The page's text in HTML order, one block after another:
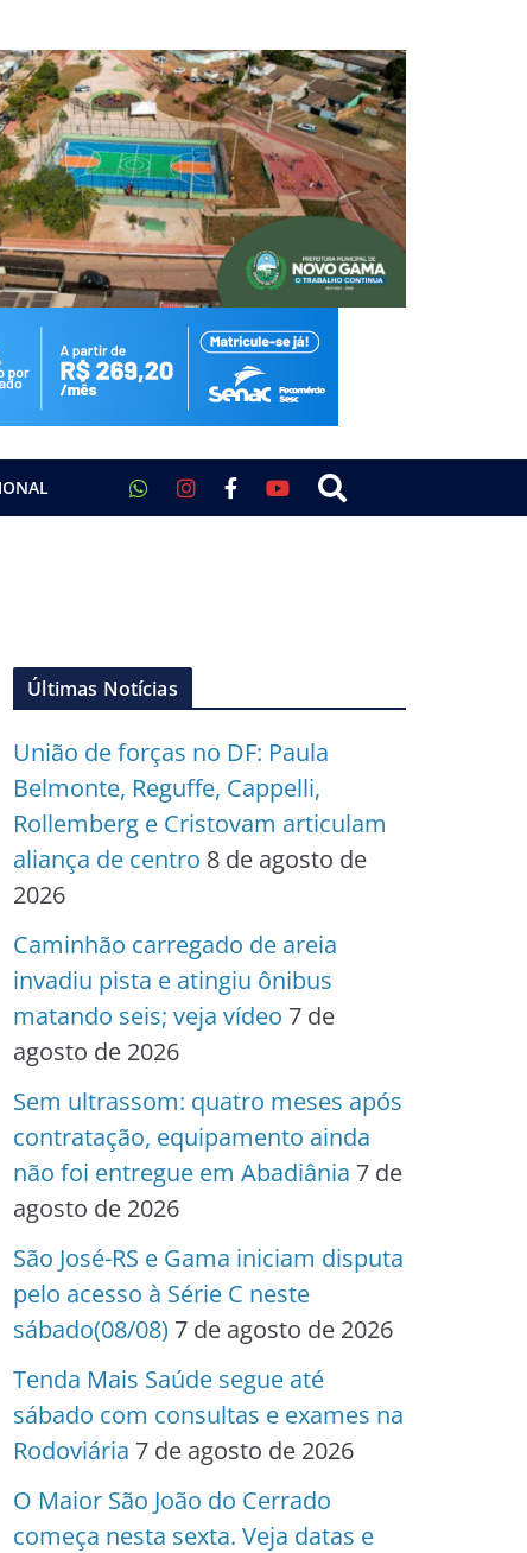
Últimas Notícias
União de forças no DF: Paula
Belmonte, Reguffe, Cappelli,
Rollemberg e Cristovam articulam
aliança de centro 8 de agosto de
2026
Caminhão carregado de areia
invadiu pista e atingiu ônibus
matando seis; veja vídeo 7 de
agosto de 2026
Sem ultrassom: quatro meses após
contratação, equipamento ainda
não foi entregue em Abadiânia 7 de
agosto de 2026
São José-RS e Gama iniciam disputa
pelo acesso à Série C neste
sábado(08/08) 7 de agosto de 2026
Tenda Mais Saúde segue até
sábado com consultas e exames na
Rodoviária 7 de agosto de 2026
O Maior São João do Cerrado
começa nesta sexta. Veja datas e